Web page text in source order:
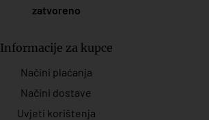
zatvoreno
Informacije za kupce
Načini plaćanja
Načini dostave
Uvjeti korištenja